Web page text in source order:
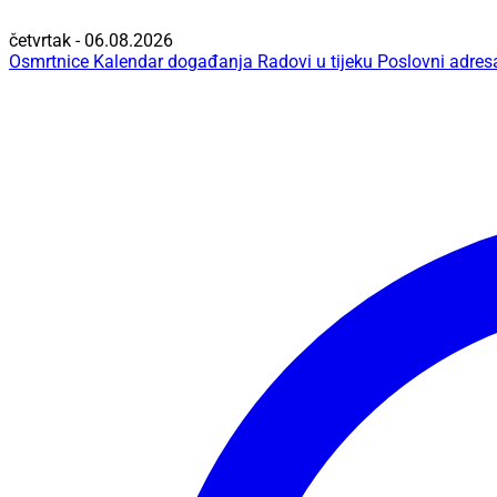
četvrtak - 06.08.2026
Osmrtnice Kalendar događanja Radovi u tijeku Poslovni